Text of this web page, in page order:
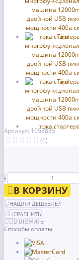
Артикул: 1058835
(0)
-
В КОРЗИНУ
НАШЛИ ДЕШЕВЛЕ?
СРАВНИТЬ
ОТЛОЖИТЬ
Способы оплаты